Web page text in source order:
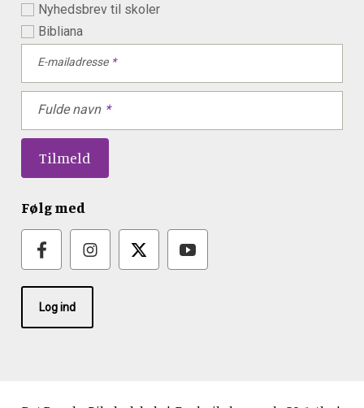
Nyhedsbrev til skoler
Bibliana
E-mailadresse
Fulde navn
Følg med
Log ind